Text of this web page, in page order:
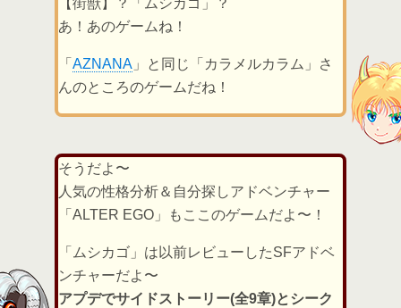
【街獣】？「ムシカゴ」？
あ！あのゲームね！
「 AZNANA」と同じ「カラメルカラム」さ
んのところのゲームだね！
そうだよ〜
人気の性格分析＆自分探しアドベンチャー
「ALTER EGO」もここのゲームだよ〜！
「ムシカゴ」は以前レビューしたSFアドベ
ンチャーだよ〜
アプデでサイドストーリー(全9章)とシーク